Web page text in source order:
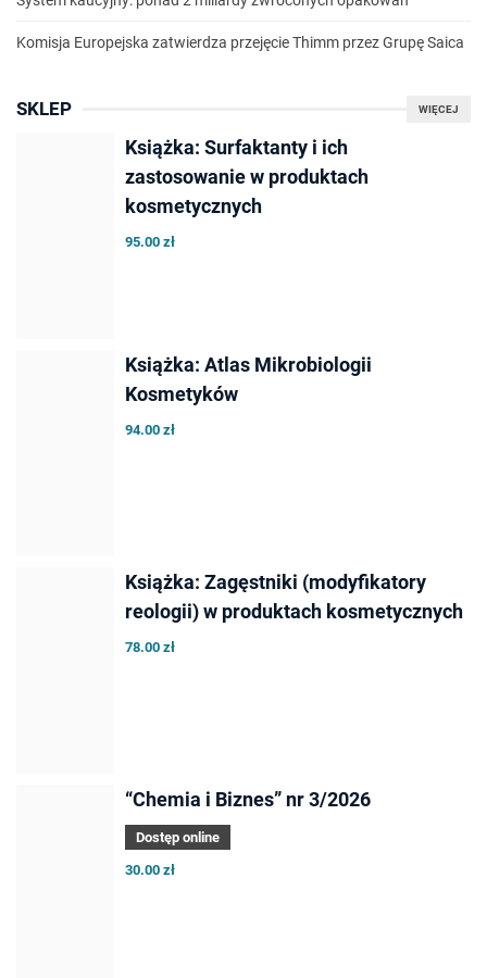
Komisja Europejska zatwierdza przejęcie Thimm przez Grupę Saica
WIĘCEJ
SKLEP
Książka: Surfaktanty i ich
zastosowanie w produktach
kosmetycznych
95.00 zł
Książka: Atlas Mikrobiologii
Kosmetyków
94.00 zł
Książka: Zagęstniki (modyfikatory
reologii) w produktach kosmetycznych
78.00 zł
“Chemia i Biznes” nr 3/2026
Dostęp online
30.00 zł